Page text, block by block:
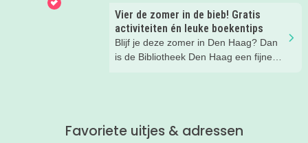
gingen er een dag met vier meiden
heen en kwamen tijd tekort!
Vier de zomer in de bieb! Gratis
activiteiten én leuke boekentips
Blijf je deze zomer in Den Haag? Dan
is de Bibliotheek Den Haag een fijne
speurtochten en zomerse boekentips.
Favoriete uitjes & adressen